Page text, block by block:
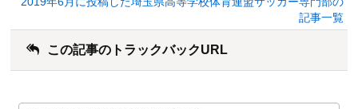
記事一覧
この記事のトラックバックURL